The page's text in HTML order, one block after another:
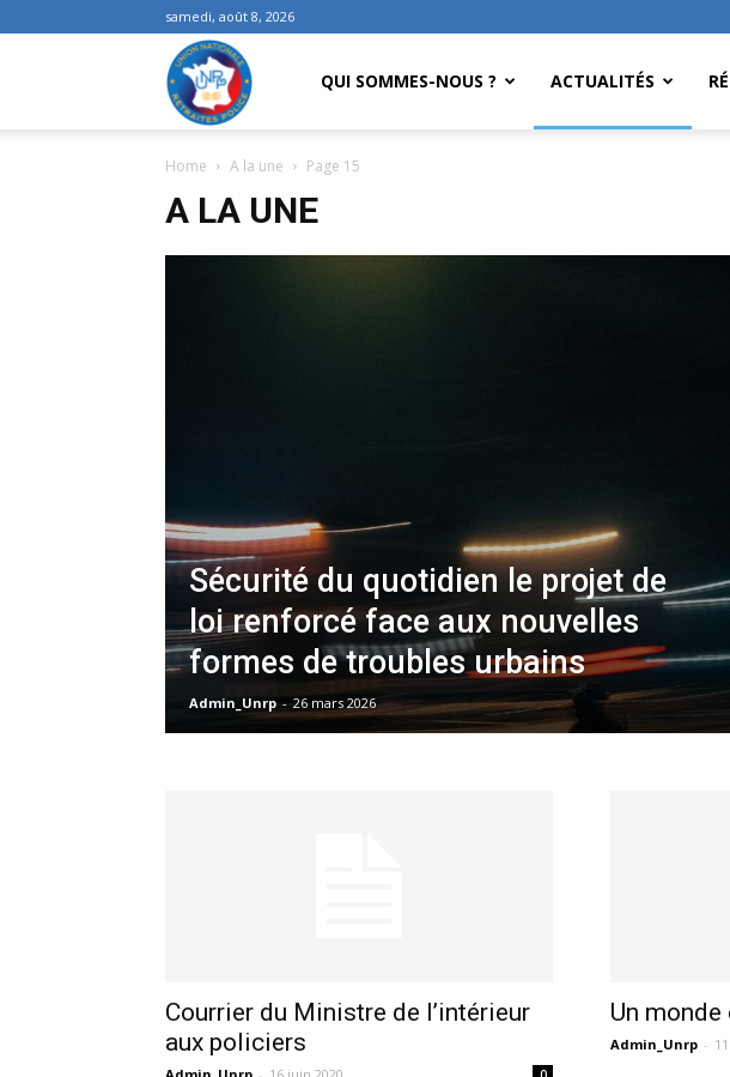
samedi, août 8, 2026
QUI SOMMES-NOUS ? ACTUALITÉS
Home A la une Page 15
A LA UNE
Sécurité du quotidien le projet de
loi renforcé face aux nouvelles
formes de troubles urbains
Admin_Unrp - 26 mars 2026
Courrier du Ministre de l’intérieur
aux policiers
Un
Admin_Unrp -